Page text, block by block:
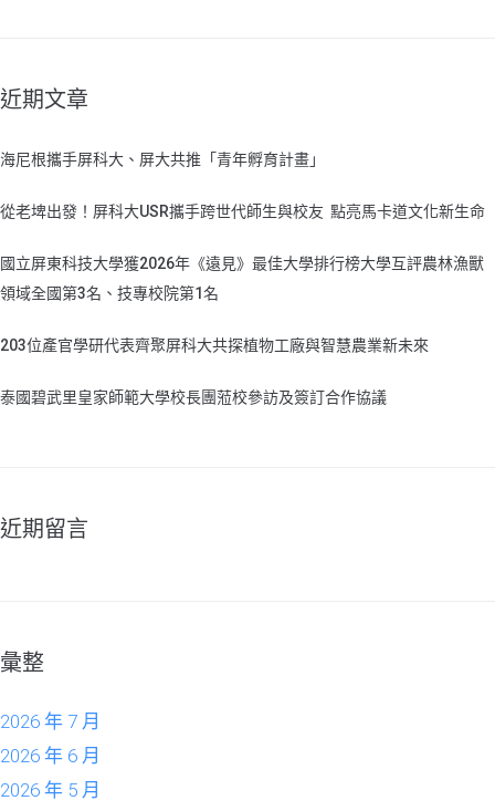
近期文章
海尼根攜手屏科大、屏大共推「青年孵育計畫」
從老埤出發！屏科大USR攜手跨世代師生與校友 點亮馬卡道文化新生命
國立屏東科技大學獲2026年《遠見》最佳大學排行榜大學互評農林漁獸
領域全國第3名、技專校院第1名
203位產官學研代表齊聚屏科大共探植物工廠與智慧農業新未來
泰國碧武里皇家師範大學校長團蒞校參訪及簽訂合作協議
近期留言
彙整
2026 年 7 月
2026 年 6 月
2026 年 5 月